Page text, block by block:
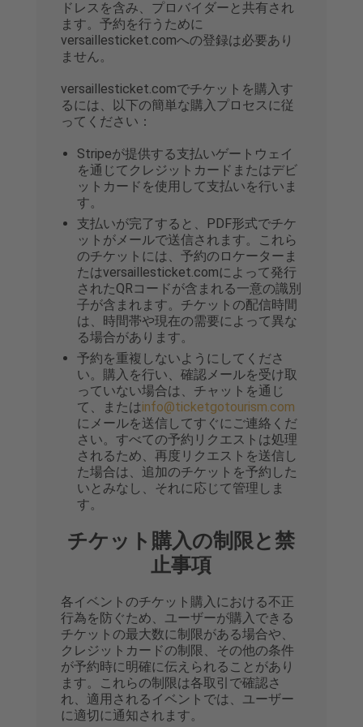
ドレスを含み、プロバイダーと共有され
ます。予約を行うために
versaillesticket.comへの登録は必要あり
ません。
versaillesticket.comでチケットを購入す
るには、以下の簡単な購入プロセスに従
ってください：
Stripeが提供する支払いゲートウェイ
を通じてクレジットカードまたはデビ
ットカードを使用して支払いを行いま
す。
支払いが完了すると、PDF形式でチケ
ットがメールで送信されます。これら
のチケットには、予約のロケーターま
たはversaillesticket.comによって発行
されたQRコードが含まれる一意の識別
子が含まれます。チケットの配信時間
は、時間帯や現在の需要によって異な
る場合があります。
予約を重複しないようにしてくださ
い。購入を行い、確認メールを受け取
っていない場合は、チャットを通じ
て、またはinfo@ticketgotourism.com
にメールを送信してすぐにご連絡くだ
さい。すべての予約リクエストは処理
されるため、再度リクエストを送信し
た場合は、追加のチケットを予約した
いとみなし、それに応じて管理しま
す。
チケット購入の制限と禁
止事項
各イベントのチケット購入における不正
行為を防ぐため、ユーザーが購入できる
チケットの最大数に制限がある場合や、
クレジットカードの制限、その他の条件
が予約時に明確に伝えられることがあり
ます。これらの制限は各取引で確認さ
れ、適用されるイベントでは、ユーザー
に適切に通知されます。